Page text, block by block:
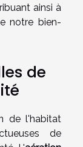
ainsi à
notre bien-
de
de l'habitat
de